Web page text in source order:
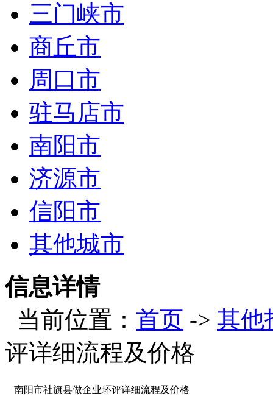
三门峡市
商丘市
周口市
驻马店市
南阳市
济源市
信阳市
其他城市
信息详情
当前位置： 首页 -> 其他
评详细流程及价格
南阳市社旗县做企业环评详细流程及价格